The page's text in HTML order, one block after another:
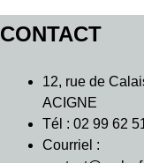
de
CONTACT
12, rue de
ACIGNE
Tél : 02 99 62
Courriel :